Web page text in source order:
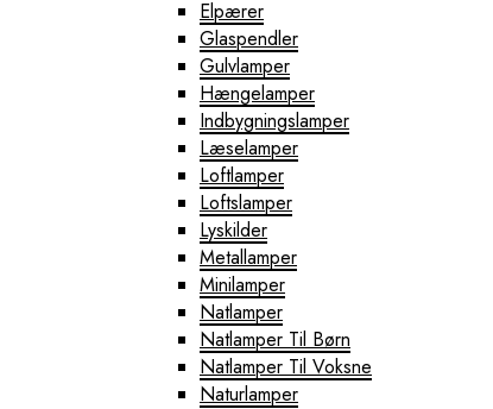
Elpærer
Glaspendler
Gulvlamper
Hængelamper
Indbygningslamper
Læselamper
Loftlamper
Loftslamper
Lyskilder
Metallamper
Minilamper
Natlamper
Natlamper Til Børn
Natlamper Til Voksne
Naturlamper